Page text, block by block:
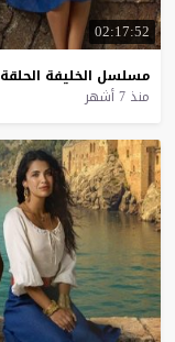
02:17:52
مسلسل الخليفة الحلقة
منذ 7 أشهر